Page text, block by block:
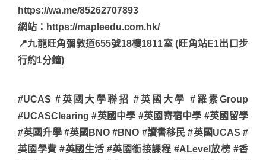
https://wa.me/85262707893
網站：https://mapleedu.com.hk/
📍九龍旺角彌敦道655號18樓1811室 (旺角站E1出口步
行約1分鐘)
#UCAS #英國大學聯招 #英國大學 #羅素Group
#UCASClearing #英國中學 #英國寄宿中學 #英國留學
#英國升學 #英國BNO #BNO #讀書移民 #英國UCAS #
英國學費 #英國生活 #英國銜接課程 #ALevel放榜 #香